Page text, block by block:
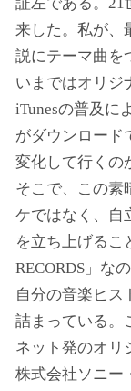
来した。私が、
説にテーマ曲を
いまではオリジ
iTunesの普及に
がダウンロード
変化して行くの
そこで、この素
ケではなく、自
を立ち上げるこ
RECORDS」な
自分の音楽ヒス
詰まっている。
ネット発のオリ
株式会社ソニー